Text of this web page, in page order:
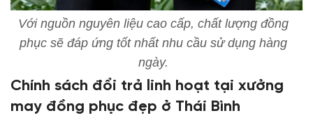
Với nguồn nguyên liệu cao cấp, chất lượng đồng
phục sẽ đáp ứng tốt nhất nhu cầu sử dụng hàng
ngày.
Chính sách đổi trả linh hoạt tại xưởng
may đồng phục đẹp ở Thái Bình